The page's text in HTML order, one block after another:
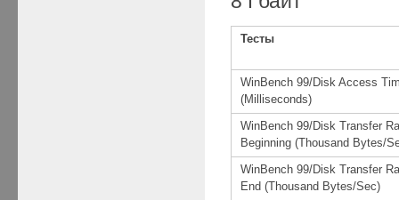
Тесты
WinBench 99/Disk Access
(Milliseconds)
WinBench 99/Disk Transfer
Beginning (Thousand Bytes/
WinBench 99/Disk Transfer
End (Thousand Bytes/Sec)